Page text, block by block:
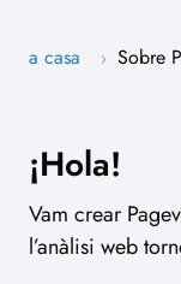
a casa › Sobre
¡Hola!
Vam crear
l’anàlisi web